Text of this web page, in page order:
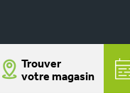
Trouver
votre magasin